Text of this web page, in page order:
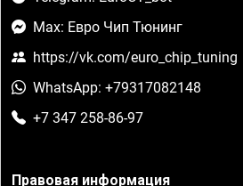
Max: Евро Чип Тюнинг
https://vk.com/euro_chip_tuning
WhatsApp: +79317082148
+7 347 258-86-97
Правовая информация